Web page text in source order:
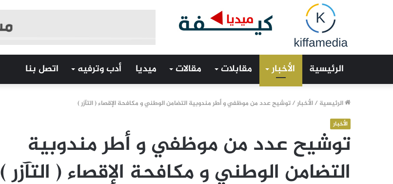
الرئيسية الأخبار مقابلات مقالات ميديا أدب وترفيه اتصل بنا
الرئيسية /الأخبار/توشيح عدد من موظفي و أطر مندوبية التضامن الوطني و مكافحة الإقصاء ( التآزر )
الأخبار
توشيح عدد من موظفي و أطر مندوبية
التضامن الوطني و مكافحة الإقصاء ( التآزر )